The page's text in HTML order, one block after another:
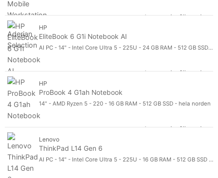
Core i5
Visa fler
Processeorgeneration
Processeorgeneration
Serie 2
310
Serie 3
12 58
Visa fler
RAM-storlek
RAM-storlek
Lagringskapacitet
Lagringskapacitet
Bildskärmsstorlek
Bildskärmsstorlek
Mobilt bredband
Operativsystem
Operativsystem
Vikt
Vikt
Certifieringar
Certifieringar
Logga in för pris
HP
EliteBook 6 G1i Notebook AI
AI PC - 14" - Intel Core Ultra 5 - 225U - 24 GB RAM - 512 GB SSD - hela norden
Logga in för pris
HP
ProBook 4 G1ah Notebook
14" - AMD Ryzen 5 - 220 - 16 GB RAM - 512 GB SSD - hela norden
Logga in för pris
Lenovo
ThinkPad L14 Gen 6
AI PC - 14" - Intel Core Ultra 5 - 225U - 16 GB RAM - 512 GB SSD - Nordisk